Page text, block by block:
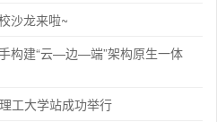
沙龙来啦~
构建“云—边—端”架构原生一体
工大学站成功举行